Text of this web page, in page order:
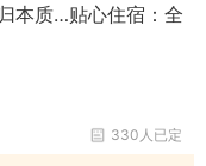
本质…贴心住宿：全
330人已定